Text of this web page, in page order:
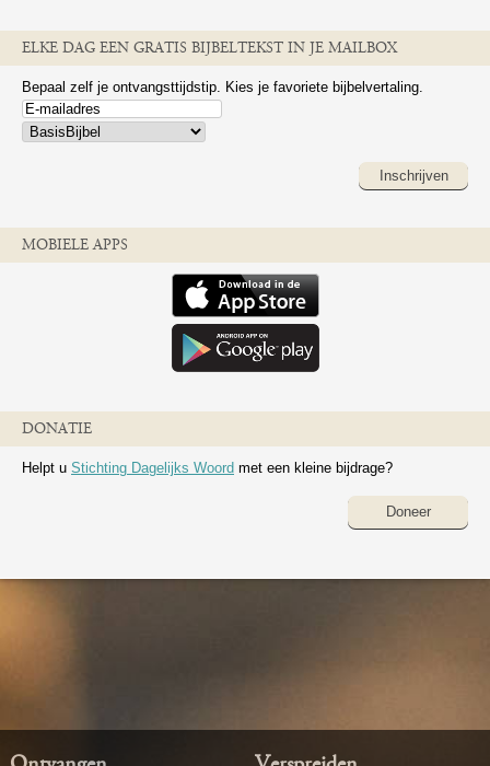
ELKE DAG EEN GRATIS BIJBELTEKST IN JE MAILBOX
Bepaal zelf je ontvangsttijdstip. Kies je favoriete bijbelvertaling.
Inschrijven
MOBIELE APPS
DONATIE
Helpt u Stichting Dagelijks Woord met een kleine bijdrage?
Doneer